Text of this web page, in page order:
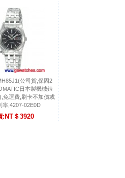
公司貨,保固2
日本製機械錶
免運費,刷卡不加價或
率,4207-02E0D
:NT＄3920